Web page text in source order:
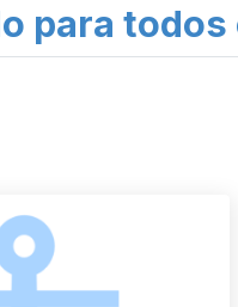
para